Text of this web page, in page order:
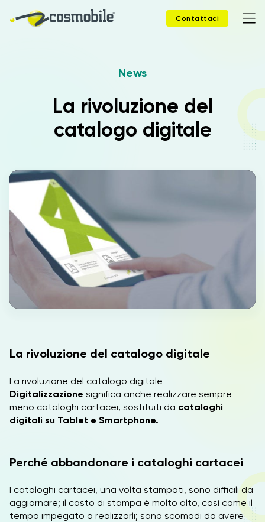
Contattaci
Prodotti
Soluzioni
Case Study
Webinar
Company
News
La rivoluzione del
catalogo digitale
La rivoluzione del catalogo digitale
La rivoluzione del catalogo digitale
Digitalizzazione significa anche realizzare sempre
meno cataloghi cartacei, sostituiti da cataloghi
digitali su Tablet e Smartphone.
Perché abbandonare i cataloghi cartacei
I cataloghi cartacei, una volta stampati, sono difficili da
aggiornare; il costo di stampa è molto alto, così come il
tempo impegato a realizzarli; sono scomodi da avere